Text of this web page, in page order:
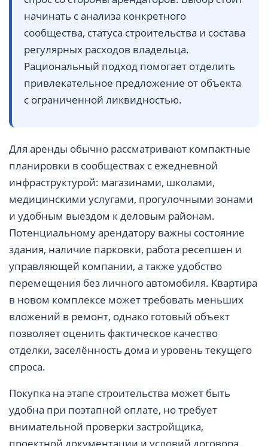
начинать с анализа конкретного
сообщества, статуса строительства и состава
регулярных расходов владельца.
Рациональный подход помогает отделить
привлекательное предложение от объекта
с ограниченной ликвидностью.
Для аренды обычно рассматривают компактные
планировки в сообществах с ежедневной
инфраструктурой: магазинами, школами,
медицинскими услугами, прогулочными зонами
и удобным выездом к деловым районам.
Потенциальному арендатору важны состояние
здания, наличие парковки, работа ресепшен и
управляющей компании, а также удобство
перемещения без личного автомобиля. Квартира
в новом комплексе может требовать меньших
вложений в ремонт, однако готовый объект
позволяет оценить фактическое качество
отделки, заселённость дома и уровень текущего
спроса.
Покупка на этапе строительства может быть
удобна при поэтапной оплате, но требует
внимательной проверки застройщика,